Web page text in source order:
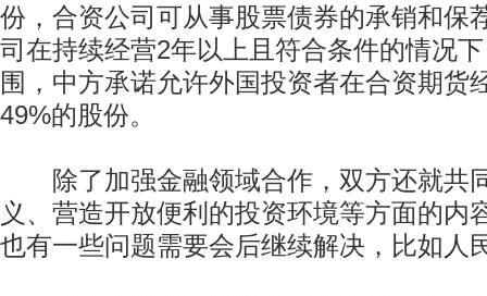
份，合资公司可从事股票债券的承销和保
司在持续经营2年以上且符合条件的情况
围，中方承诺允许外国投资者在合资期货
49%的股份。
除了加强金融领域合作，双方还就共
义、营造开放便利的投资环境等方面的内
也有一些问题需要会后继续解决，比如人